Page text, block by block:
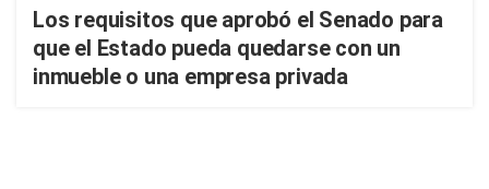
Los requisitos que aprobó el Senado para
que el Estado pueda quedarse con un
inmueble o una empresa privada